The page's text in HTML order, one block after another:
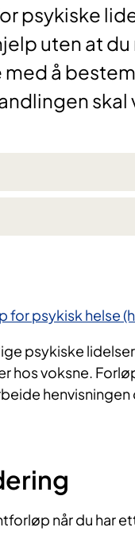
psykiske
uten at
å
skal
for psykisk helse
psykiske
hos voksne.
når du har